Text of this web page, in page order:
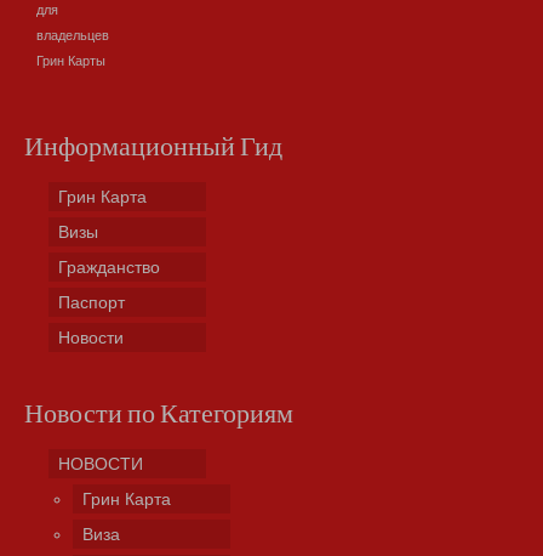
для
владельцев
Грин Карты
Информационный Гид
Грин Карта
Визы
Гражданство
Паспорт
Новости
Новости по Категориям
НОВОСТИ
Грин Карта
Виза